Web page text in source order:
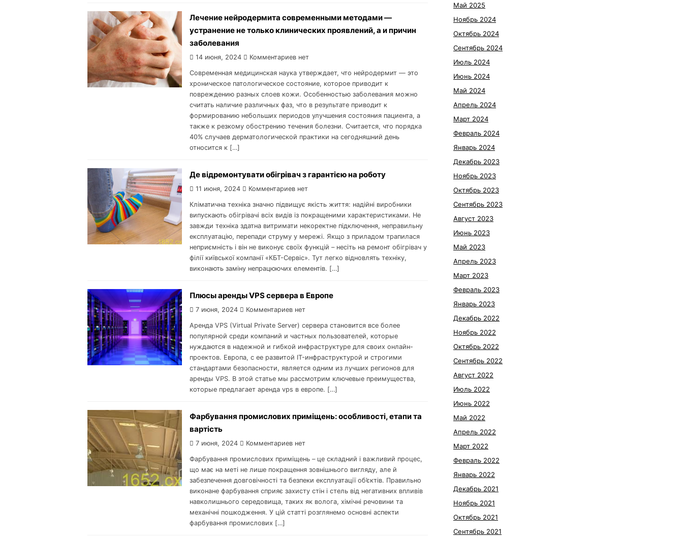
Лечение нейродермита современными методами —
устранение не только клинических проявлений, а и причин
заболевания
14 июня, 2024 Комментариев нет
Современная медицинская наука утверждает, что нейродермит — это
хроническое патологическое состояние, которое приводит к
повреждению разных слоев кожи. Особенностью заболевания можно
считать наличие различных фаз, что в результате приводит к
формированию небольших периодов улучшения состояния пациента, а
также к резкому обострению течения болезни. Считается, что порядка
40% случаев дерматологической практики на сегодняшний день
относится к […]
Де відремонтувати обігрівач з гарантією на роботу
11 июня, 2024 Комментариев нет
Кліматична техніка значно підвищує якість життя: надійні виробники
випускають обігрівачі всіх видів із покращеними характеристиками. Не
завжди техніка здатна витримати некоректне підключення, неправильну
експлуатацію, перепади струму у мережі. Якщо з приладом трапилася
неприємність і він не виконує своїх функцій – несіть на ремонт обігрівач у
філії київської компанії «КБТ-Сервіс». Тут легко відновлять техніку,
виконають заміну непрацюючих елементів. […]
Плюсы аренды VPS сервера в Европе
7 июня, 2024 Комментариев нет
Аренда VPS (Virtual Private Server) сервера становится все более
популярной среди компаний и частных пользователей, которые
нуждаются в надежной и гибкой инфраструктуре для своих онлайн-
проектов. Европа, с ее развитой IT-инфраструктурой и строгими
стандартами безопасности, является одним из лучших регионов для
аренды VPS. В этой статье мы рассмотрим ключевые преимущества,
которые предлагает аренда vps в европе. […]
Фарбування промислових приміщень: особливості, етапи та
вартість
7 июня, 2024 Комментариев нет
Фарбування промислових приміщень – це складний і важливий процес,
що має на меті не лише покращення зовнішнього вигляду, але й
забезпечення довговічності та безпеки експлуатації об’єктів. Правильно
виконане фарбування сприяє захисту стін і стель від негативних впливів
навколишнього середовища, таких як волога, хімічні речовини та
механічні пошкодження. У цій статті розглянемо основні аспекти
фарбування промислових […]
Май 2025
Ноябрь 2024
Октябрь 2024
Сентябрь 2024
Июль 2024
Июнь 2024
Май 2024
Апрель 2024
Март 2024
Февраль 2024
Январь 2024
Декабрь 2023
Ноябрь 2023
Октябрь 2023
Сентябрь 2023
Август 2023
Июнь 2023
Май 2023
Апрель 2023
Март 2023
Февраль 2023
Январь 2023
Декабрь 2022
Ноябрь 2022
Октябрь 2022
Сентябрь 2022
Август 2022
Июль 2022
Июнь 2022
Май 2022
Апрель 2022
Март 2022
Февраль 2022
Январь 2022
Декабрь 2021
Ноябрь 2021
Октябрь 2021
Сентябрь 2021